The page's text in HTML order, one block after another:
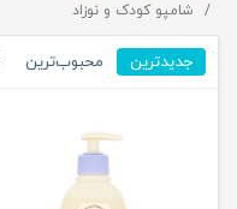
شامپو کودک و نوزاد
جدیدترین محبوب‌ترین